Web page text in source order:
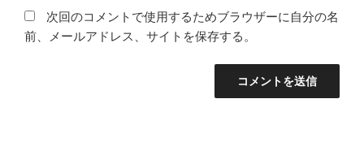
次回のコメントで使用するためブラウザーに自分の名
前、メールアドレス、サイトを保存する。